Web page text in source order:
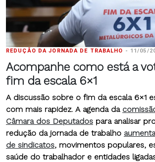
REDUÇÃO DA JORNADA DE TRABALHO - 11/05/
Acompanhe como está a
fim da escala 6×1
A discussão sobre o fim da escala 6×1
com mais rapidez. A agenda da
Câmara dos Deputados para analisar
redução da jornada de trabalho
de sindicatos, movimentos populares,
saúde do trabalhador e entidades